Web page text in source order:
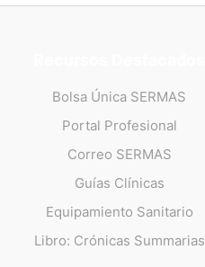
Bolsa Única SERMAS
Portal Profesional
Correo SERMAS
Guías Clínicas
Equipamiento Sanitario
Libro: Crónicas Summarias